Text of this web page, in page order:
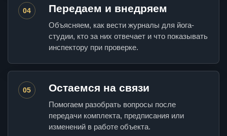
04 Передаем и внедряем
Объясняем, как вести журналы для йога-
студии, кто за них отвечает и что показывать
инспектору при проверке.
05 Остаемся на связи
Помогаем разобрать вопросы после
передачи комплекта, предписания или
изменений в работе объекта.